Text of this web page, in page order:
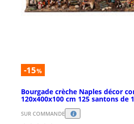
-15%
Bourgade crèche Naples décor
120x400x100 cm 125 santons de
SUR COMMANDE